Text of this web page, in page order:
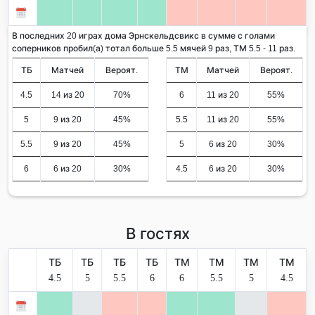
В последних 20 играх дома Эрнскельдсвикс в сумме с голами
соперников пробил(а) тотал больше 5.5 мячей 9 раз, ТМ 5.5 - 11 раз.
ТБ Матчей Вероят.
4.5 14 из 20 70%
5 9 из 20 45%
5.5 9 из 20 45%
6 6 из 20 30%
ТМ Матчей Вероят.
6 11 из 20 55%
5.5 11 из 20 55%
5 6 из 20 30%
4.5 6 из 20 30%
В гостях
ТБ
4.5
ТБ
5
ТБ
5.5
ТБ
6
ТМ
6
ТМ
5.5
ТМ
5
ТМ
4.5